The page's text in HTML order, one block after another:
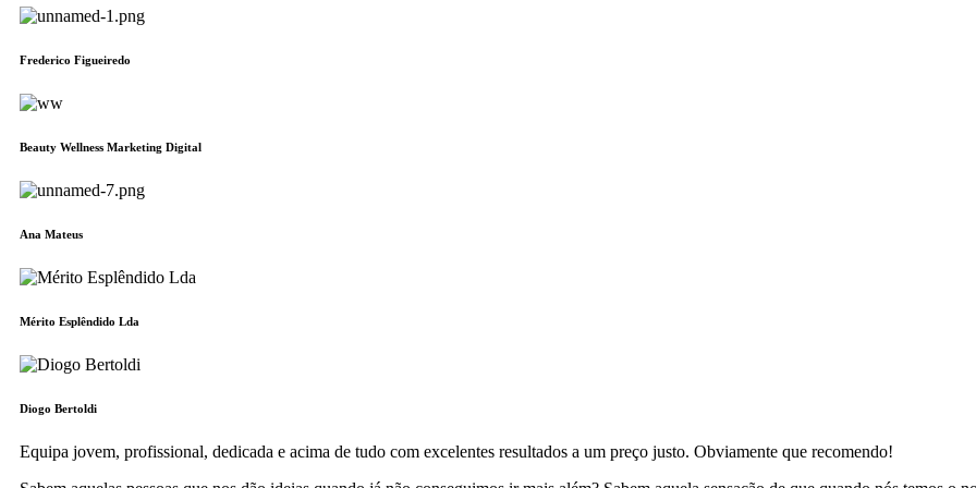
Frederico Figueiredo
Beauty Wellness Marketing Digital
Ana Mateus
Mérito Esplêndido Lda
Diogo Bertoldi
Equipa jovem, profissional, dedicada e acima de tudo com excelentes resultados a um preço justo. Obviamente que recomendo!